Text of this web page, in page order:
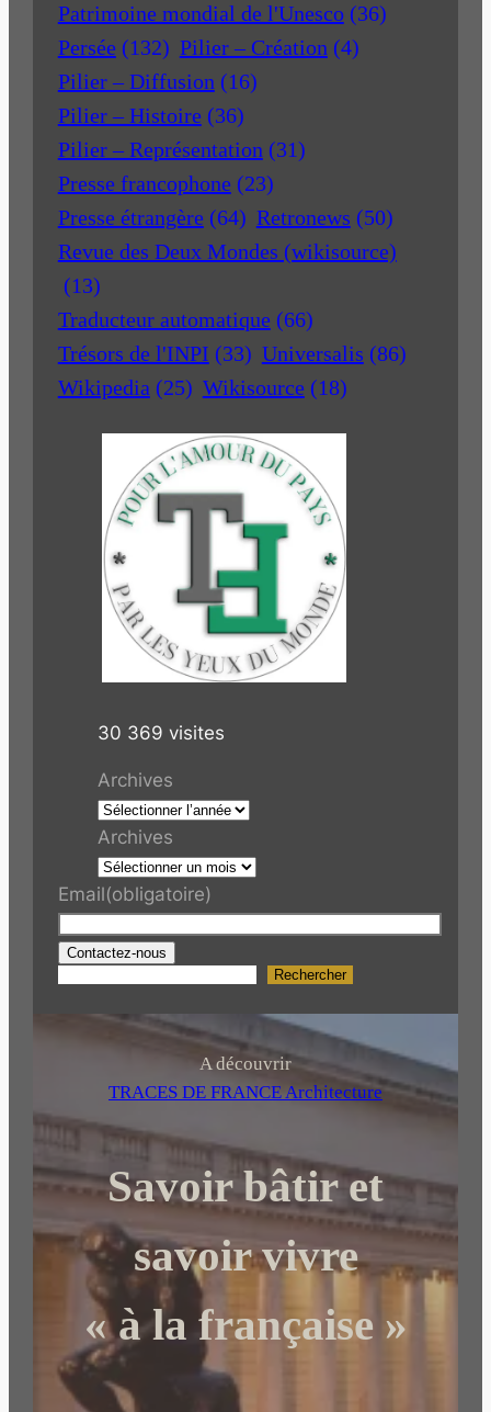
Patrimoine mondial de l'Unesco (36)
Persée (132) Pilier – Création (4)
Pilier – Diffusion (16)
Pilier – Histoire (36)
Pilier – Représentation (31)
Presse francophone (23)
Presse étrangère (64) Retronews (50)
Revue des Deux Mondes (wikisource)
(13)
Traducteur automatique (66)
Trésors de l'INPI (33) Universalis (86)
Wikipedia (25) Wikisource (18)
30 369 visites
Archives
Archives
Email(obligatoire)
Contactez-nous
r
c
h
r
Rechercher
A découvrir
TRACES DE FRANCE Architecture
Savoir bâtir et
savoir vivre
« à la française »